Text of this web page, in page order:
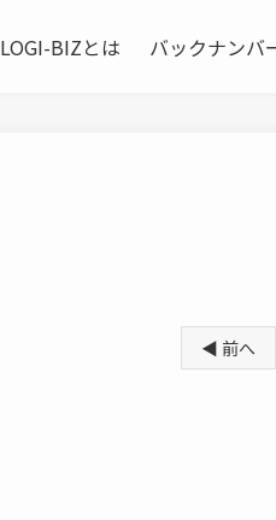
LOGI-BIZとは バックナンバ
◀ 前へ